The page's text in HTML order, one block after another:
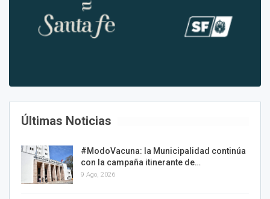
Últimas Noticias
#ModoVacuna: la Municipalidad continúa
con la campaña itinerante de…
9 Ago, 2026